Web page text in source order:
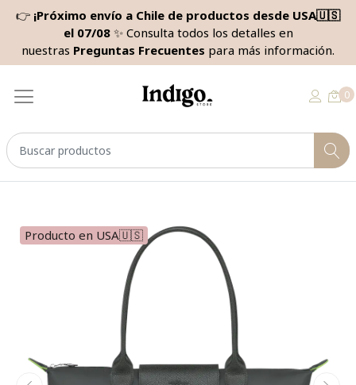
👉 ¡Próximo envío a Chile de productos desde USA🇺🇸
el 07/08✨ Consulta todos los detalles en
nuestras Preguntas Frecuentes para más información.
0
Producto en USA🇺🇸